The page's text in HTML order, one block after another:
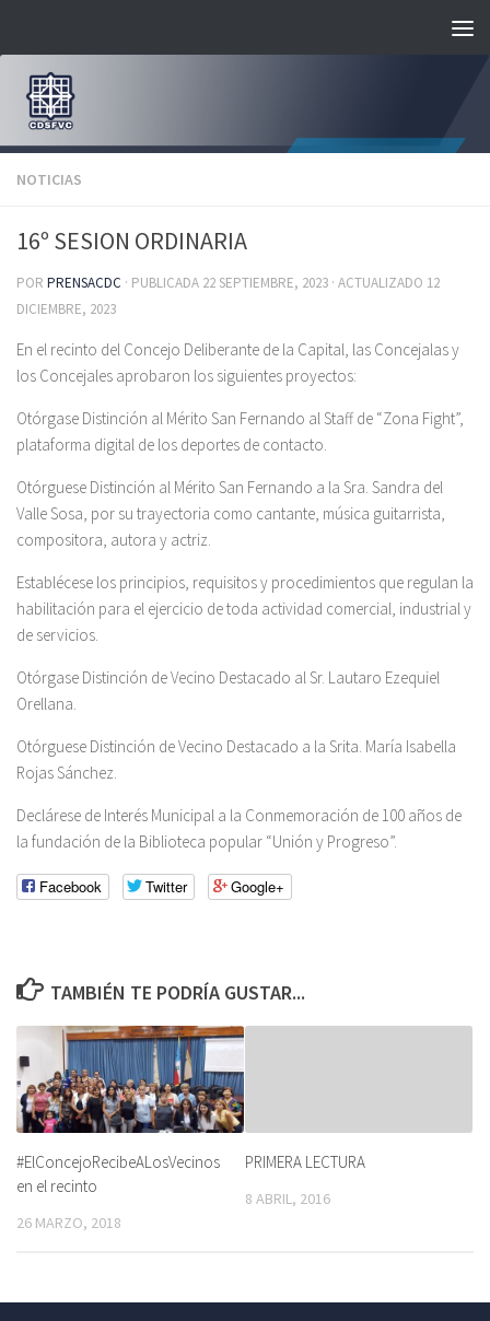
NOTICIAS
16º SESION ORDINARIA
POR PRENSACDC · PUBLICADA 22 SEPTIEMBRE, 2023 · ACTUALIZADO 12
DICIEMBRE, 2023
En el recinto del Concejo Deliberante de la Capital, las Concejalas y
los Concejales aprobaron los siguientes proyectos:
Otórgase Distinción al Mérito San Fernando al Staff de “Zona Fight”,
plataforma digital de los deportes de contacto.
Otórguese Distinción al Mérito San Fernando a la Sra. Sandra del
Valle Sosa, por su trayectoria como cantante, música guitarrista,
compositora, autora y actriz.
Establécese los principios, requisitos y procedimientos que regulan la
habilitación para el ejercicio de toda actividad comercial, industrial y
de servicios.
Otórgase Distinción de Vecino Destacado al Sr. Lautaro Ezequiel
Orellana.
Otórguese Distinción de Vecino Destacado a la Srita. María Isabella
Rojas Sánchez.
Declárese de Interés Municipal a la Conmemoración de 100 años de
la fundación de la Biblioteca popular “Unión y Progreso”.
Facebook Twitter Google+
TAMBIÉN TE PODRÍA GUSTAR...
#ElConcejoRecibeALosVecinos
en el recinto
26 MARZO, 2018
PRIMERA LECTURA
8 ABRIL, 2016